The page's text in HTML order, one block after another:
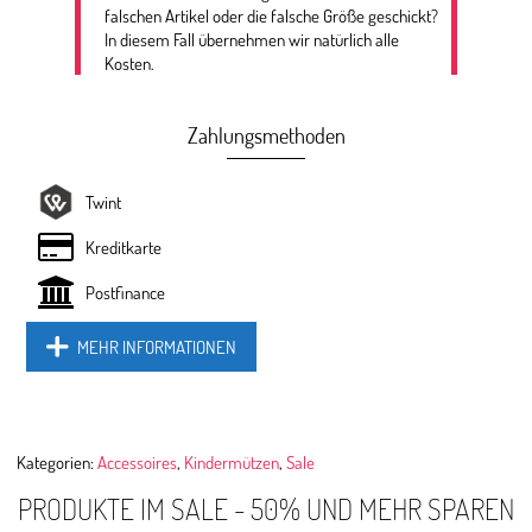
falschen Artikel oder die falsche Größe geschickt?
In diesem Fall übernehmen wir natürlich alle
Kosten.
Zahlungsmethoden
Twint
Kreditkarte
Postfinance
MEHR INFORMATIONEN
Kategorien:Accessoires, Kindermützen,Sale
PRODUKTE IM SALE - 50% UND MEHR SPAREN